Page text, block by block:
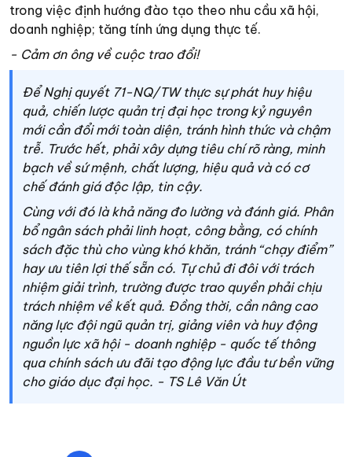
trong việc định hướng đào tạo theo nhu cầu xã hội,
doanh nghiệp; tăng tính ứng dụng thực tế.
- Cảm ơn ông về cuộc trao đổi!
Để Nghị quyết 71-NQ/TW thực sự phát huy hiệu
quả, chiến lược quản trị đại học trong kỷ nguyên
mới cần đổi mới toàn diện, tránh hình thức và chậm
trễ. Trước hết, phải xây dựng tiêu chí rõ ràng, minh
bạch về sứ mệnh, chất lượng, hiệu quả và có cơ
chế đánh giá độc lập, tin cậy.
Cùng với đó là khả năng đo lường và đánh giá. Phân
bổ ngân sách phải linh hoạt, công bằng, có chính
sách đặc thù cho vùng khó khăn, tránh “chạy điểm”
hay ưu tiên lợi thế sẵn có. Tự chủ đi đôi với trách
nhiệm giải trình, trường được trao quyền phải chịu
trách nhiệm về kết quả. Đồng thời, cần nâng cao
năng lực đội ngũ quản trị, giảng viên và huy động
nguồn lực xã hội - doanh nghiệp - quốc tế thông
qua chính sách ưu đãi tạo động lực đầu tư bền vững
cho giáo dục đại học. - TS Lê Văn Út